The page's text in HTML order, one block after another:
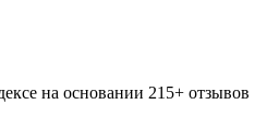
на основании 215+ отзывов